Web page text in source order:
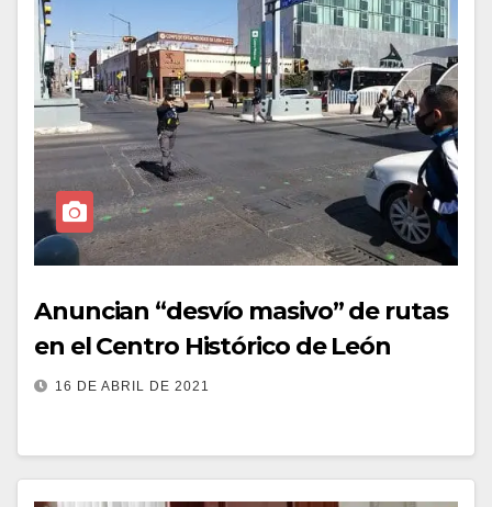
Anuncian “desvío masivo” de rutas
en el Centro Histórico de León
16 DE ABRIL DE 2021